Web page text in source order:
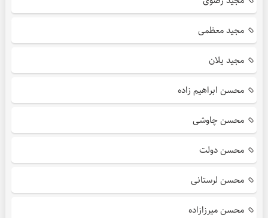
مجید معظمی
مجید یلان
محسن ابراهیم زاده
محسن چاوشی
محسن دولت
محسن لرستانی
محسن میرزازاده